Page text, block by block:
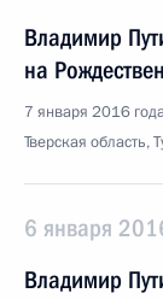
Владимир
на
7 января 2016
Тверская область,
6 января
Владимир